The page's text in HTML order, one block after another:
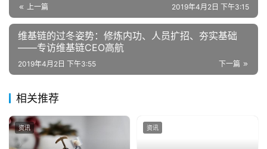
上一篇 2019年4月2日 下午3:15
维基链的过冬姿势：修炼内功、人员扩招、夯实基础
——专访维基链CEO高航
下一篇
2019年4月2日 下午3:55
相关推荐
资讯 资讯